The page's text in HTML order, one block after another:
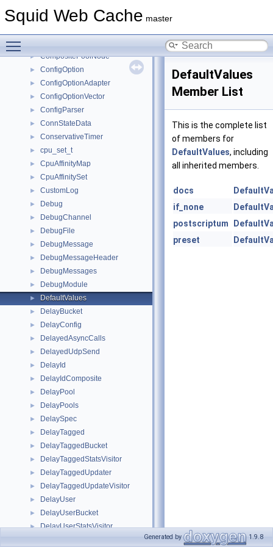
Squid Web Cache master
CommTimeoutCbParams
► CompositePoolNode
► ConfigOption
► ConfigOptionAdapter
► ConfigOptionVector
► ConfigParser
► ConnStateData
► ConservativeTimer
► cpu_set_t
► CpuAffinityMap
► CpuAffinitySet
► CustomLog
► Debug
► DebugChannel
► DebugFile
► DebugMessage
► DebugMessageHeader
► DebugMessages
► DebugModule
► DefaultValues
► DelayBucket
► DelayConfig
► DelayedAsyncCalls
► DelayedUdpSend
► DelayId
► DelayIdComposite
► DelayPool
► DelayPools
► DelaySpec
► DelayTagged
► DelayTaggedBucket
► DelayTaggedStatsVisitor
► DelayTaggedUpdater
► DelayTaggedUpdateVisitor
► DelayUser
► DelayUserBucket
► DelayUserStatsVisitor
DefaultValues
Member List
This is the complete list
of members for
DefaultValues, including
all inherited members.
docs
if_none
postscriptum
preset
Generated by 1.9.8